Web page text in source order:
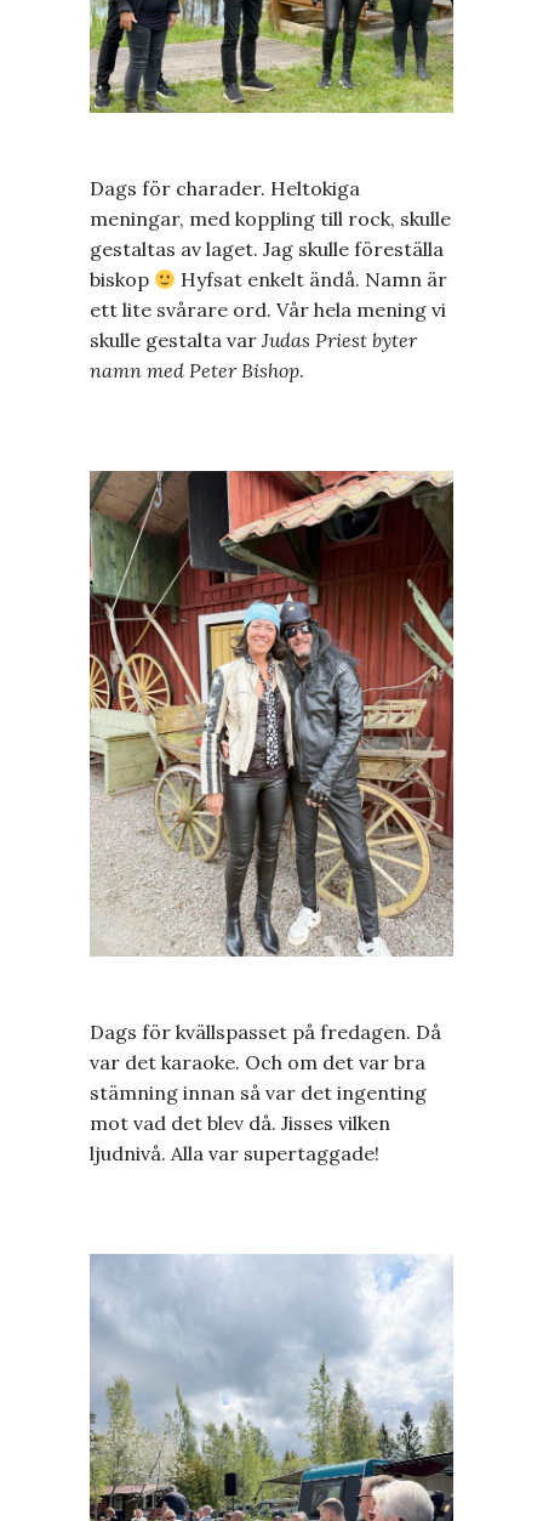
Dags för charader. Heltokiga
meningar, med koppling till rock, skulle
gestaltas av laget. Jag skulle föreställa
biskop
Hyfsat enkelt ändå. Namn är
ett lite svårare ord. Vår hela mening vi
skulle gestalta var Judas Priest byter
namn med Peter Bishop.
Dags för kvällspasset på fredagen. Då
var det karaoke. Och om det var bra
stämning innan så var det ingenting
mot vad det blev då. Jisses vilken
ljudnivå. Alla var supertaggade!